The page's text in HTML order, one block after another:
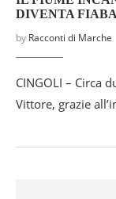
DIVENTA FIABA
by Racconti di Marche
CINGOLI – Circa
Vittore, grazie